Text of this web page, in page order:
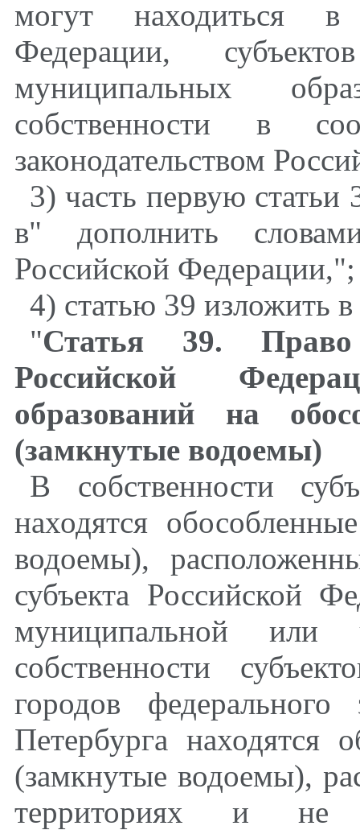
могут находиться в
Федерации,
муниципальных
собственности в
законодательством
3) часть первую
в" дополнить
Российской Федерации,";
4) статью 39 изложить
"Статья 39. Право
Российской
образований на
(замкнутые водоемы)
В собственности
находятся
водоемы),
субъекта Российской
муниципальной или
собственности
городов
Петербурга находятся
(замкнутые водоемы),
территориях и не